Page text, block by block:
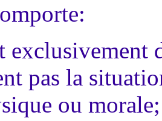
exclusivement
pas la
ou morale;